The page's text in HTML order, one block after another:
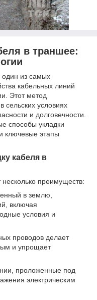
в траншее:
из самых
кабельных линий
Этот метод
сельских условиях
и долговечности.
способы укладки
ключевые этапы
кабеля в
преимуществ:
в землю,
включая
условия и
проводов делает
и упрощает
проложенные под
электрическим